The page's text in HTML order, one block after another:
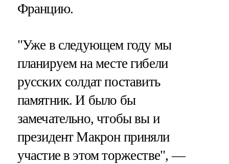
Францию.
"Уже в следующем году мы
планируем на месте гибели
русских солдат поставить
памятник. И было бы
замечательно, чтобы вы и
президент Макрон приняли
участие в этом торжестве", —